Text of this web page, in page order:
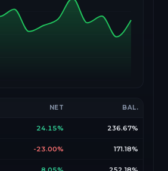
NET BAL.
24.15% 236.67%
-23.00% 171.18%